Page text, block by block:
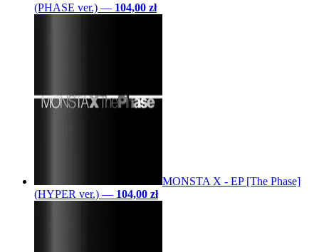
(PHASE ver.) — 104,00 zł
MONSTA X - EP [The Phase]
(HYPER ver.) — 104,00 zł